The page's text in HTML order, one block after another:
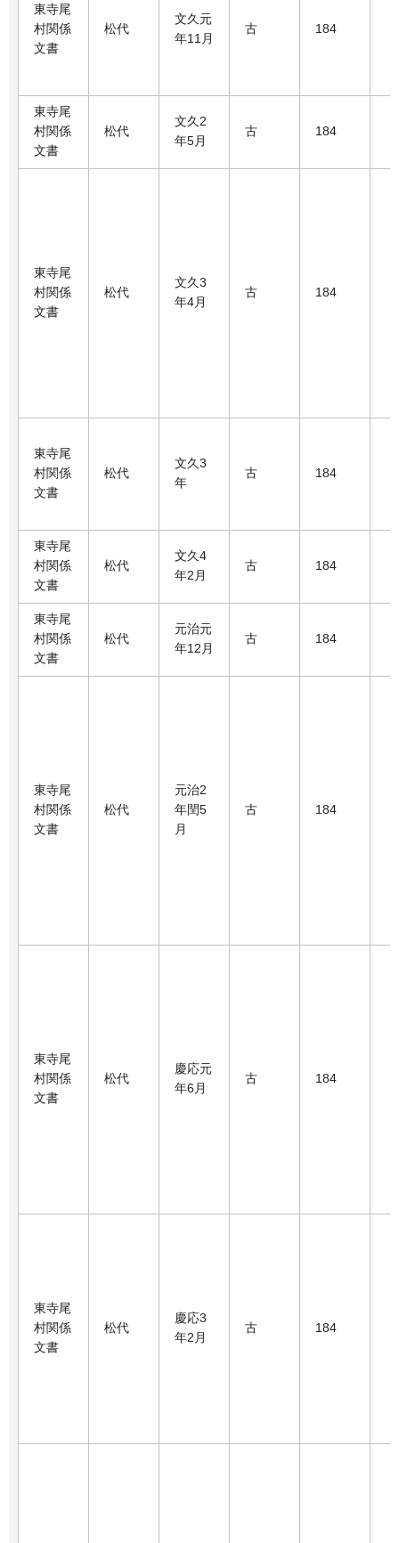
東寺尾
村関係
文書
松代
文久元
年11月
古 184
東寺尾
村関係
文書
松代
文久2
年5月
古 184
東寺尾
村関係
文書
松代
文久3
年4月
古 184
東寺尾
村関係
文書
松代
文久3
年
古 184
東寺尾
村関係
文書
松代
文久4
年2月
古 184
東寺尾
村関係
文書
松代
元治元
年12月
古 184
東寺尾
村関係
文書
松代
元治2
年閏5
月
古 184
東寺尾
村関係
文書
松代
慶応元
年6月
古 184
東寺尾
村関係
文書
松代
慶応3
年2月
古 184